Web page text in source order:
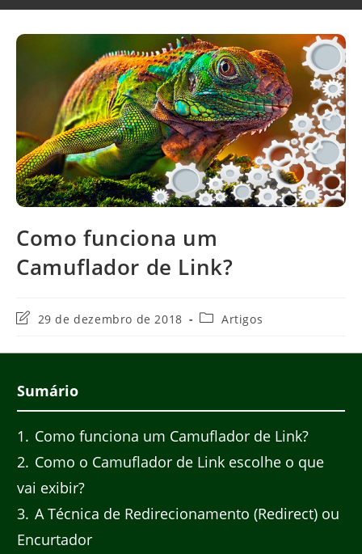
Como funciona um
Camuflador de Link?
Última
do
29 de dezembro de 2018
Categoria
post:
Artigos
Sumário
1
Como funciona um Camuflador de Link?
2 Como o Camuflador de Link escolhe o que
vai exibir?
3 A Técnica de Redirecionamento (Redirect) ou
Encurtador